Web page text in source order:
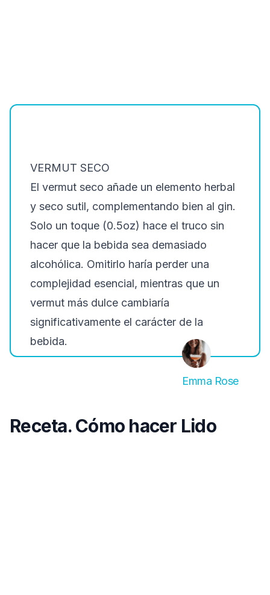
VERMUT SECO
El vermut seco añade un elemento herbal
y seco sutil, complementando bien al gin.
Solo un toque (0.5oz) hace el truco sin
hacer que la bebida sea demasiado
alcohólica. Omitirlo haría perder una
complejidad esencial, mientras que un
vermut más dulce cambiaría
significativamente el carácter de la
bebida.
Emma Rose
Receta. Cómo hacer Lido